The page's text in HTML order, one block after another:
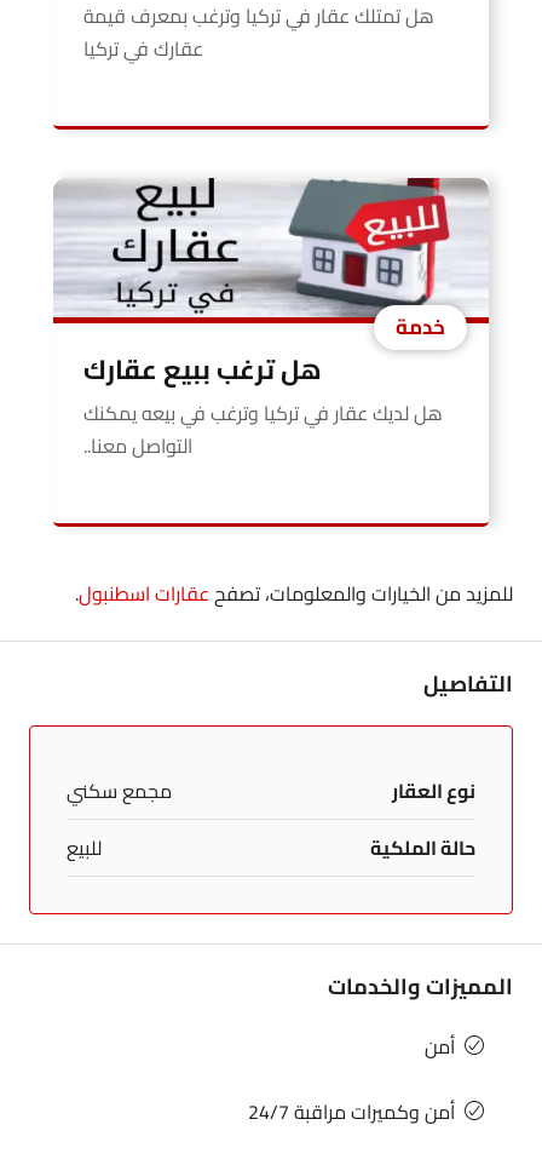
هل تمتلك عقار في تركيا وترغب بمعرف قيمة
عقارك في تركيا
خدمة
هل ترغب ببيع عقارك
هل لديك عقار في تركيا وترغب في بيعه يمكنك
التواصل معنا..
للمزيد من الخيارات والمعلومات، تصفحعقارات اسطنبول.
التفاصيل
نوع العقار
مجمع سكني
حالة الملكية
للبيع
المميزات والخدمات
أمن
أمن وكميرات مراقبة 24/7